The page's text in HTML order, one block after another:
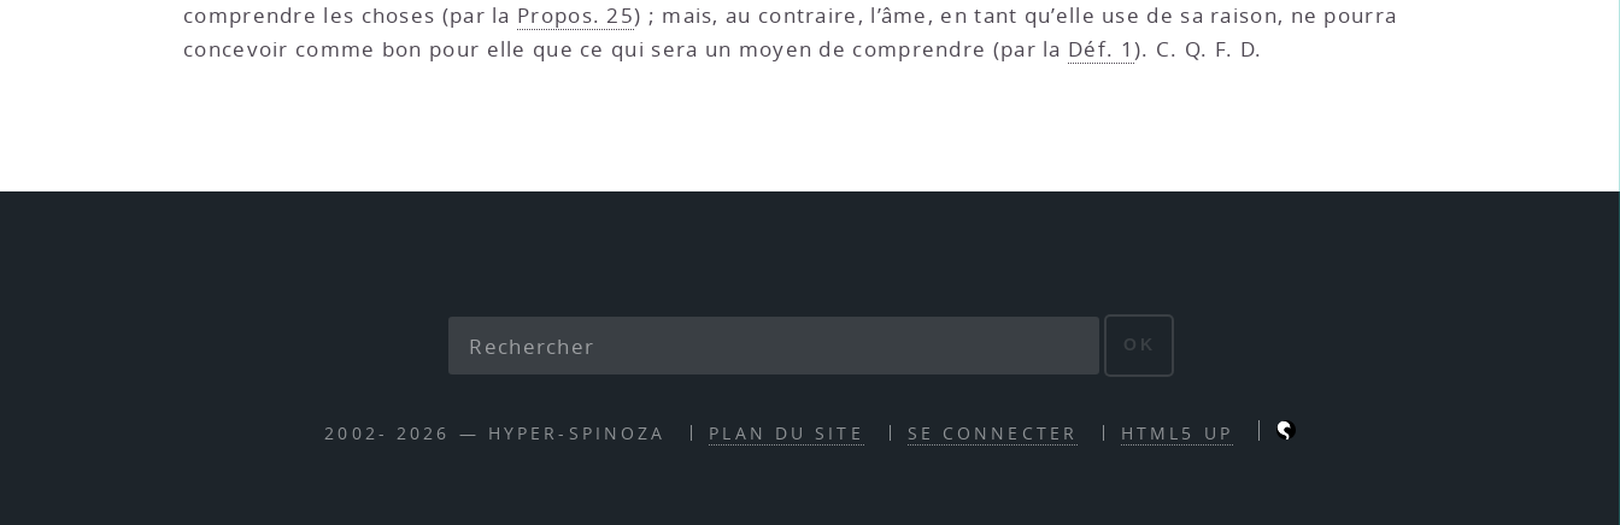
comprendre les choses (par la Propos. 25) ; mais, au contraire, l’âme, en tant qu’elle use de sa raison, ne pourra
concevoir comme bon pour elle que ce qui sera un moyen de comprendre (par la Déf. 1 ). C. Q. F. D.
OK
2002- 2026 — HYPER-SPINOZA PLAN DU SITE SE CONNECTER HTML5 UP